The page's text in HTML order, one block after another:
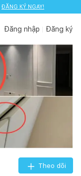
ĐĂNG KÝ NGAY!
Đăng nhập Đăng ký
Theo dõi